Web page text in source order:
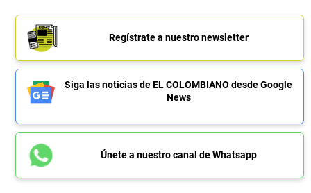
Regístrate a nuestro newsletter
Siga las noticias de EL COLOMBIANO desde Google
News
Únete a nuestro canal de Whatsapp